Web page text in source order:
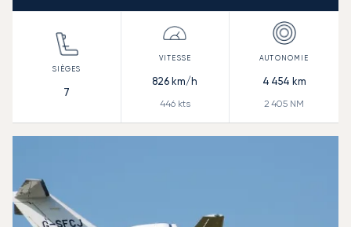
7
826 km/h
446kts
4 454 km
2 405 NM